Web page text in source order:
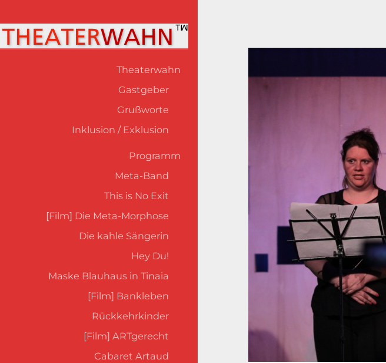
Theaterwahn
Gastgeber
Grußworte
Inklusion / Exklusion
Programm
Meta-Band
This is No Exit
[Film] Die Meta-Morphose
Die kahle Sängerin
Hey Du!
Maske Blauhaus in Tinaia
[Film] Bankleben
Rückkehrkinder
[Film] ARTgerecht
Cabaret Artaud